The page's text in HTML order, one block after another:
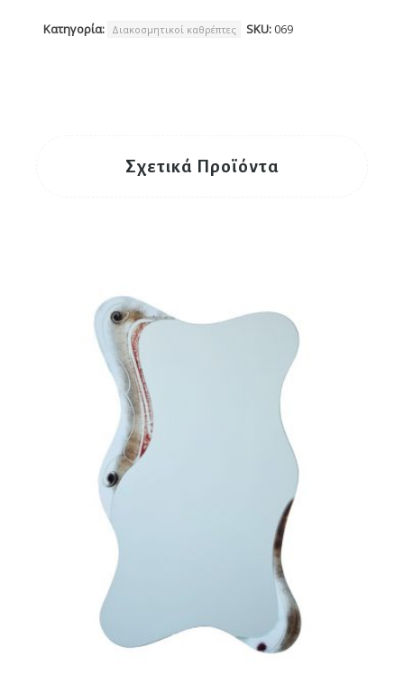
Κατηγορία: Διακοσμητικοί καθρέπτες SKU:069
Σχετικά Προϊόντα